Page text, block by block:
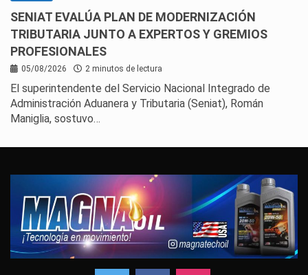
SENIAT EVALÚA PLAN DE MODERNIZACIÓN
TRIBUTARIA JUNTO A EXPERTOS Y GREMIOS
PROFESIONALES
05/08/2026 2 minutos de lectura
El superintendente del Servicio Nacional Integrado de
Administración Aduanera y Tributaria (Seniat), Román
Maniglia, sostuvo…